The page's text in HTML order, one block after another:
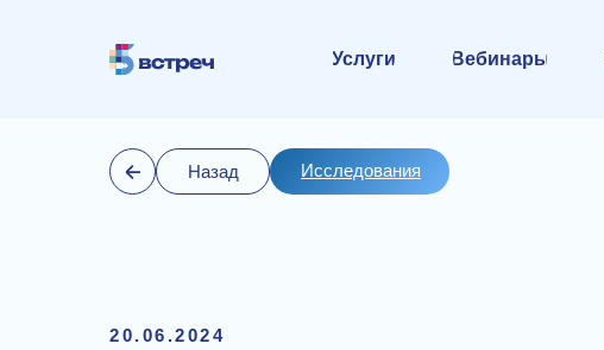
Вебинары
Услуги
Назад Исследования
20.06.2024